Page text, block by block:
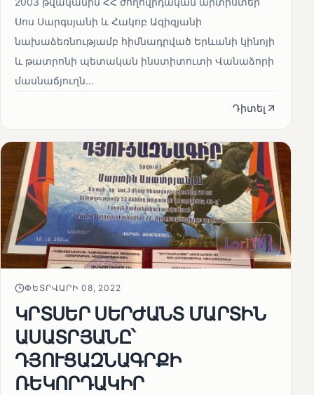
Սոս Սարգսյանի և Հակոբ Ազիզյանի
նախաձեռնությամբ հիմնադրված Երևանի կինոյի
և թատրոնի պետական ինստիտուտի Վանաձորի
մասնաճյուղն...
Դիտել
ՓԵՏՐՎԱՐԻ 08, 2022
ԿՐՏՍԵՐ ՍԵՐԺԱՆՏ ՄԱՐՏԻՆ
ԱՍԱՏՐՅԱՆԸ՝
ԴՅՈՒՑԱԶՆԱԳՐՔԻ
ՌԵԿՈՐԴԱԿԻՐ